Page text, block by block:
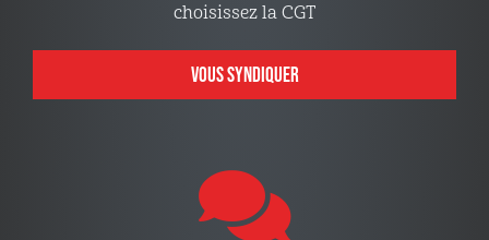
choisissez la CGT
VOUS SYNDIQUER